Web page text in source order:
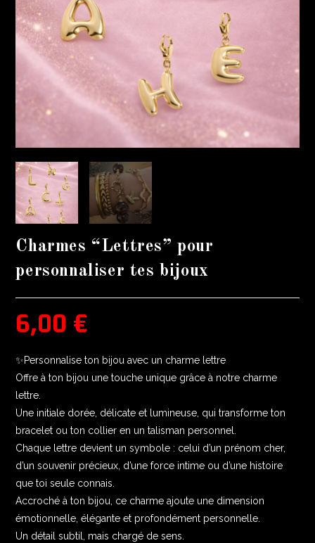
Charmes “Lettres” pour
personnaliser tes bijoux
6,00 €
✨Personnalise ton bijou avec un charme lettre
Offre à ton bijou une touche unique grâce à notre charme
lettre.
Une initiale dorée, délicate et lumineuse, qui transforme ton
bracelet ou ton collier en un talisman personnel.
Chaque lettre devient un symbole : celui d’un prénom cher,
d’un souvenir précieux, d’une force intime ou d’une histoire
que toi seule connais.
Accroché à ton bijou, ce charme ajoute une dimension
émotionnelle, élégante et profondément personnelle.
Un détail subtil, mais chargé de sens.